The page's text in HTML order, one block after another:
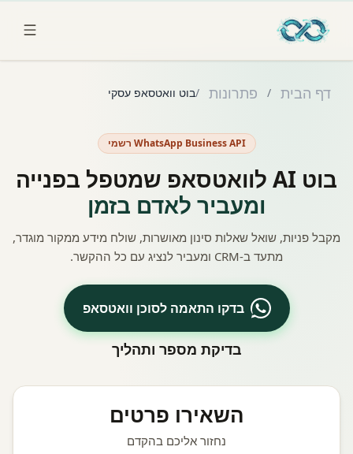
דף הבית / פתרונות /בוט וואטסאפ עסקי
WhatsApp Business API רשמי
בוט AI לוואטסאפ שמטפל בפנייה
ומעביר לאדם בזמן
מקבל פניות, שואל שאלות סינון מאושרות, שולח מידע ממקור מוגדר,
מתעד ב-CRM ומעביר לנציג עם כל ההקשר.
בדקו התאמה לסוכן וואטסאפ
בדיקת מספר ותהליך
השאירו פרטים
נחזור אליכם בהקדם